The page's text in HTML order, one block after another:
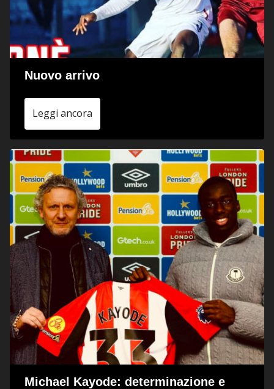
Nuovo arrivo
Leggi ancora
Michael Kayode: determinazione e